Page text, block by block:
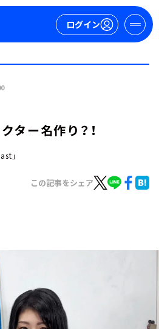
ログイン
ター名作り？！
」
この記事をシェア